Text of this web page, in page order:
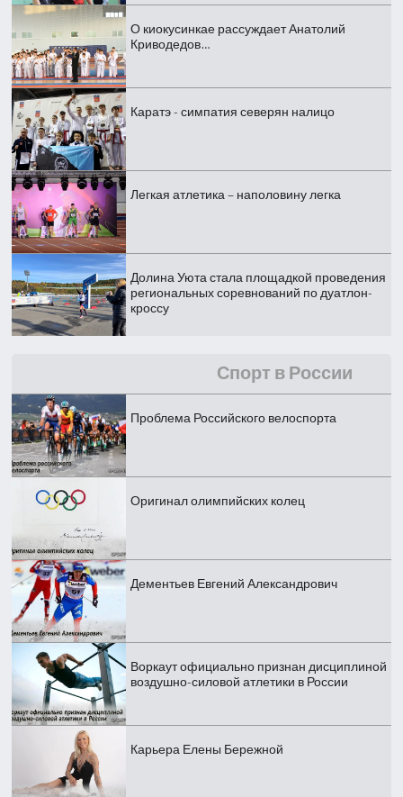
О киокусинкае рассуждает Анатолий
Криводедов…
Каратэ - симпатия северян налицо
Легкая атлетика – наполовину легка
Долина Уюта стала площадкой проведения
региональных соревнований по дуатлон-
кроссу
Спорт в России
Проблема Российского велоспорта
Оригинал олимпийских колец
Дементьев Евгений Александрович
Воркаут официально признан дисциплиной
воздушно-силовой атлетики в России
Карьера Елены Бережной